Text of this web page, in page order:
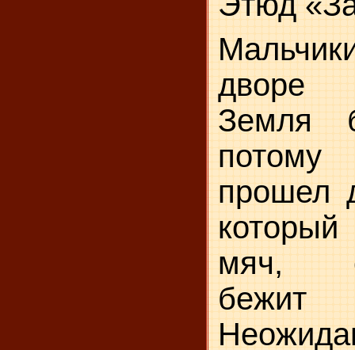
дворе
Земля
потому
прошел
мяч,
бежит